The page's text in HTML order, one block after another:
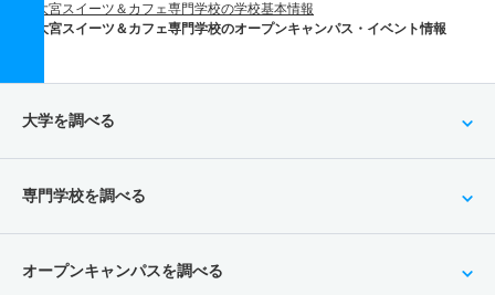
大宮スイーツ＆カフェ専門学校の学校基本情報
大宮スイーツ＆カフェ専門学校のオープンキャンパス・イベント情報
大学を調べる
専門学校を調べる
オープンキャンパスを調べる